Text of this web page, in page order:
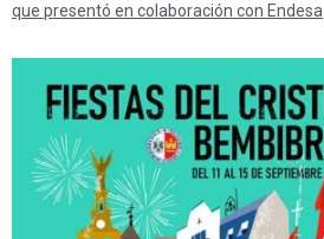
que presentó en colaboración con Endesa